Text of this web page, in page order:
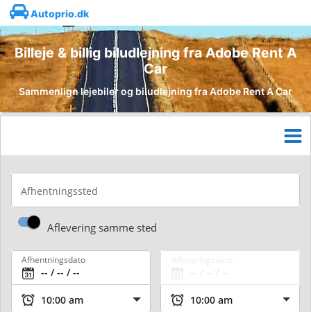
Autoprio.dk
Billeje & billig biludlejning fra Adobe Rent A
Car
Sammenlign lejebiler og biludlejning fra Adobe Rent A Car
Afhentningssted
Aflevering samme sted
Afhentningsdato